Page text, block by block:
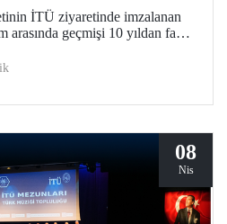
İTÜ ziyaretinde imzalanan
arasında geçmişi 10 yıldan fazla
08
Nis